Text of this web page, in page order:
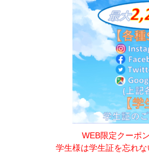
WEB限定クーポ
学生様は学生証を忘れ